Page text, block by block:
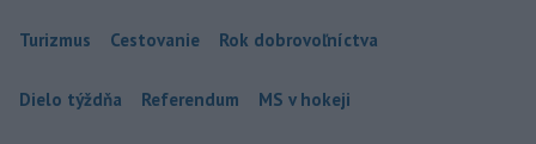
Turizmus Cestovanie Rok dobrovoľníctva
Dielo týždňa Referendum MS v hokeji